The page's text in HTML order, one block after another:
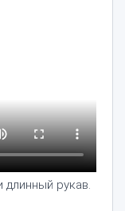
рукав.